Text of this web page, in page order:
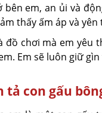
bên em, an ủi và
thấy ấm áp và yên
đồ chơi mà em
Em sẽ luôn giữ gìn
tả con gấu